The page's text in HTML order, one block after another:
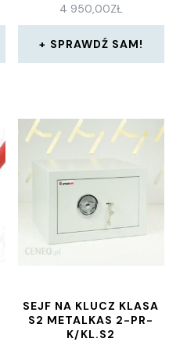
4 950,00ZŁ
SPRAWDŹ SAM!
SEJF NA KLUCZ KLASA
S2 METALKAS 2-PR-
K/KL.S2